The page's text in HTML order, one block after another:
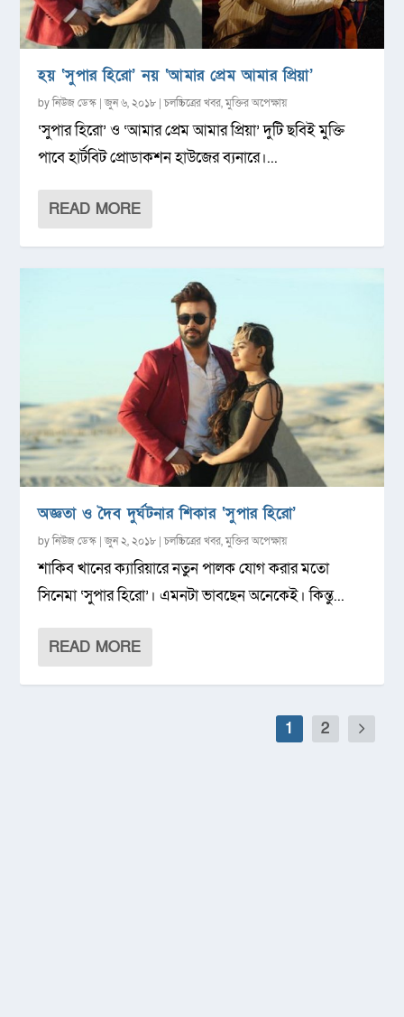
হয় ‘সুপার হিরো’ নয় ‘আমার প্রেম আমার প্রিয়া’
byনিউজ ডেস্ক |জুন ৬, ২০১৮ |চলচ্চিত্রের খবর,মুক্তির অপেক্ষায়
‘সুপার হিরো’ ও ‘আমার প্রেম আমার প্রিয়া’ দুটি ছবিই মুক্তি
পাবে হার্টবিট প্রোডাকশন হাউজের ব্যনারে।...
READ MORE
অজ্ঞতা ও দৈব দুর্ঘটনার শিকার ‘সুপার হিরো’
byনিউজ ডেস্ক |জুন ২, ২০১৮ |চলচ্চিত্রের খবর,মুক্তির অপেক্ষায়
শাকিব খানের ক্যারিয়ারে নতুন পালক যোগ করার মতো
সিনেমা ‘সুপার হিরো’। এমনটা ভাবছেন অনেকেই। কিন্তু...
READ MORE
1 2